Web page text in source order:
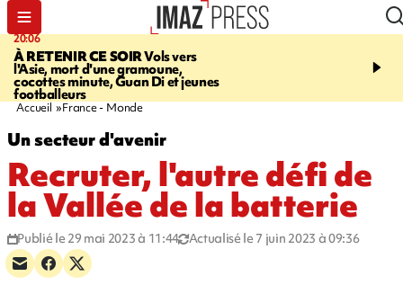
20:06
À RETENIR CE SOIRVols vers
l'Asie, mort d'une gramoune,
cocottes minute, Guan Di et jeunes
footballeurs
07:22
Squale condamné à
Accueil France - Monde
Un secteur d'avenir
Recruter, l'autre défi de
la Vallée de la batterie
Publié le 29 mai 2023 à 11:44 Actualisé le 7 juin 2023 à 09:36